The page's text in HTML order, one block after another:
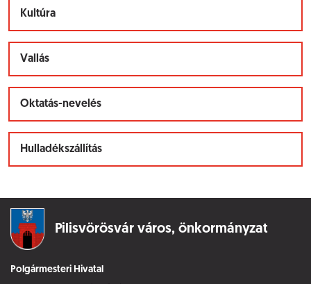
Kultúra
Vallás
Oktatás-nevelés
Hulladékszállítás
Pilisvörösvár város, önkormányzat
Polgármesteri Hivatal